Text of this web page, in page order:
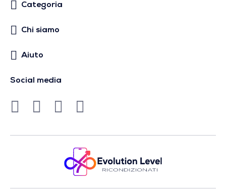
Categoria
Chi siamo
Aiuto
Social media